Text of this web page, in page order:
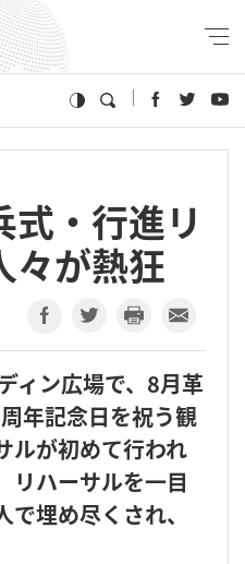
式・行進リ
々が熱狂
ィン広場で、8月革
年記念日を祝う観
ルが初めて行われ
リハーサルを一目
埋め尽くされ、